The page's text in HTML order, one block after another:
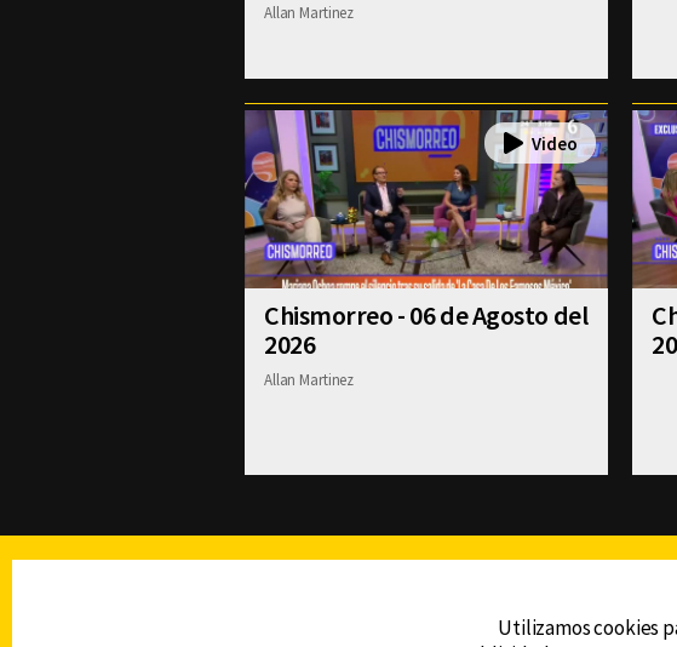
Allan Martinez
Chismorreo - 06 de Agosto del
2026
Allan Martinez
Utilizamos cookies